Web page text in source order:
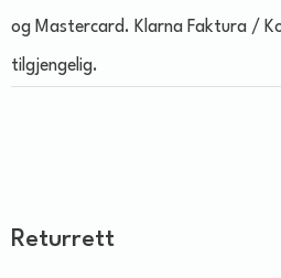
og Mastercard. Klarna Faktura /
tilgjengelig.
Returrett